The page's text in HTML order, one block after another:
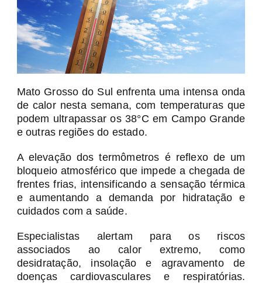
Mato Grosso do Sul enfrenta uma intensa onda
de calor nesta semana, com temperaturas que
podem ultrapassar os 38°C em Campo Grande
e outras regiões do estado.
A elevação dos termômetros é reflexo de um
bloqueio atmosférico que impede a chegada de
frentes frias, intensificando a sensação térmica
e aumentando a demanda por hidratação e
cuidados com a saúde.
Especialistas alertam para os riscos
associados ao calor extremo, como
desidratação, insolação e agravamento de
doenças cardiovasculares e respiratórias.